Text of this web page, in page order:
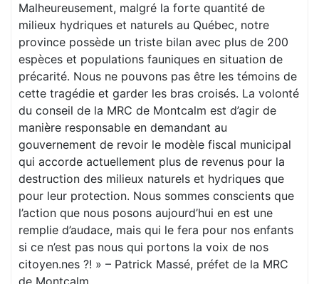
Malheureusement, malgré la forte quantité de
milieux hydriques et naturels au Québec, notre
province possède un triste bilan avec plus de 200
espèces et populations fauniques en situation de
précarité. Nous ne pouvons pas être les témoins de
cette tragédie et garder les bras croisés. La volonté
du conseil de la MRC de Montcalm est d’agir de
manière responsable en demandant au
gouvernement de revoir le modèle fiscal municipal
qui accorde actuellement plus de revenus pour la
destruction des milieux naturels et hydriques que
pour leur protection. Nous sommes conscients que
l’action que nous posons aujourd’hui en est une
remplie d’audace, mais qui le fera pour nos enfants
si ce n’est pas nous qui portons la voix de nos
citoyen.nes ?! » – Patrick Massé, préfet de la MRC
de Montcalm.